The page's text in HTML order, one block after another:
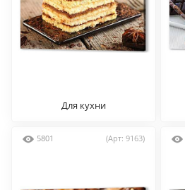
Для кухни
5801 (Арт: 9163)